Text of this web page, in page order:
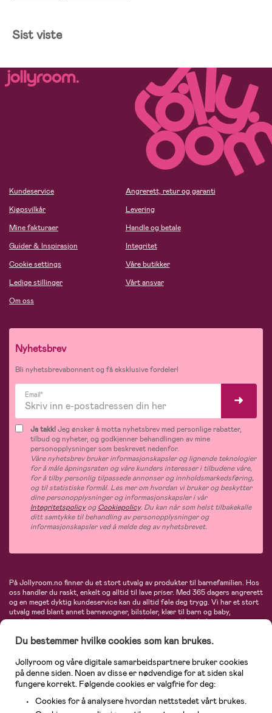
Sist viste
Kundeservice
Kjøpsvilkår
Mine fakturaer
Guider & Inspirasjon
Cookie settings
Ledige stillinger
Om oss
Angrerett, retur og garanti
Levering
Handle og betale
Integritet
Våre butikker
Vårt ansvar
Nyhetsbrev
Bli nyhetsbrevabonnent og få eksklusive fordeler!
Email*
Ja takk!Jeg ønsker å motta nyhetsbrev med personlige rabatter,
tilbud og nyheter, og godkjenner behandlingen av mine
personopplysninger som beskrevet nedenfor.
Våre nyhetsbrev bruker informasjonskapsler og lignende teknologier
for å måle åpningsraten og våre kunders interesser i tilbudene våre,
for å tilby personlig tilpassede annonser og innholdsmarkedsføring,
og til statistiske formål. Les mer om hvordan vi bruker og beskytter
dine personopplysninger og informasjonskapsler i vår
IntegritetspolicyogCookiepolicy. Du kan når som helst tilbakekalle
ditt samtykke til behandling av personopplysninger og
informasjonskapsler ved å melde deg av nyhetsbrevet.
På Jollyroom.no finner du et stort utvalg av produkter til barnefamilien. Hos
oss handler du raskt, enkelt og alltid til lave priser. Med 365 dagers angrerett
og en meget dyktig kundeservice kan du alltid føle deg trygg. Vi har et stort
utvalg med blant annet barnevogner, bilstoler, klær til barn og baby,
produkter til mor, mengder av inspirerende interiør, leker, babyustyr og mye
Maxi-Cosi, Baby Jogger, BabyBjörn, Didriksons, KidKraft, Ergobaby, Philips
største nettbutikk for barn og baby!
Du bestemmer hvilke cookies som kan brukes.
Jollyroom og våre digitale samarbeidspartnere bruker cookies
på denne siden. Noen av disse er nødvendige for at siden skal
fungere korrekt. Følgende cookies er valgfrie for deg:
Cookies for å analysere hvordan nettstedet vårt brukes.